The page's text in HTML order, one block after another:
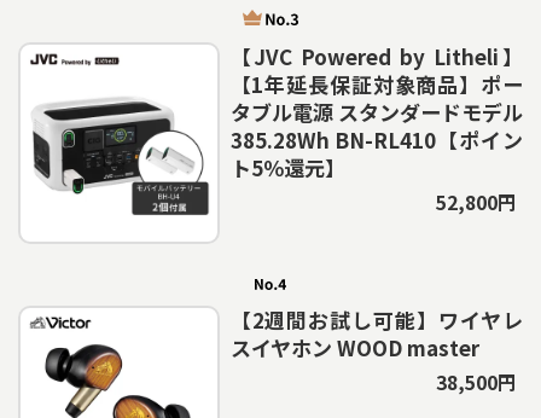
【JVC Powered by Litheli】
【1年延長保証対象商品】ポー
タブル電源 スタンダードモデル
385.28Wh BN-RL410【ポイン
ト5％還元】
52,800円
【2週間お試し可能】ワイヤレ
スイヤホン WOOD master
38,500円